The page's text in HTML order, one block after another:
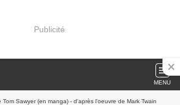
Publicité
MENU
Sawyer (en manga) - d'après l'oeuvre de Mark Twain